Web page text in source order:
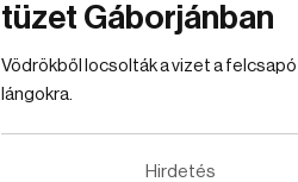
tüzet Gáborjánban
Vödrökből locsolták a vizet a felcsapó
lángokra.
Hirdetés